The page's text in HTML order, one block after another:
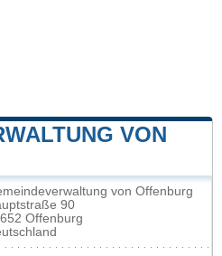
VON
von Offenburg
90
Offenburg